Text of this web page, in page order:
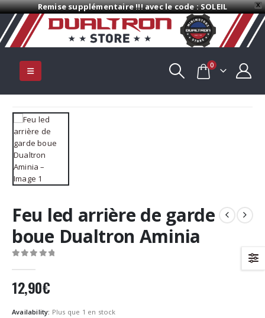
X
Remise supplémentaire !!! avec le code : SOLEIL
0
Feu led arrière de garde
boue Dualtron Aminia
12,90€
Availability: Plus que 1 en stock